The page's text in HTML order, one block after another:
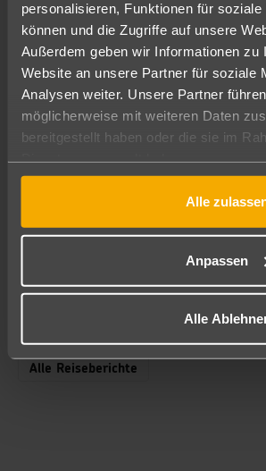
personalisieren, Funktionen für
können und die Zugriffe auf unsere
Außerdem geben wir Informationen zu
Website an unsere Partner für soziale
Analysen weiter. Unsere Partner
möglicherweise mit weiteren Daten
bereitgestellt haben oder die sie im
Alle
Anpassen
Alle
Eure Olesja! 🌞🌴
Reisebericht geschrieben am
Olesja Göhrich
Meine Reiseberichte
Alle Reiseberichte